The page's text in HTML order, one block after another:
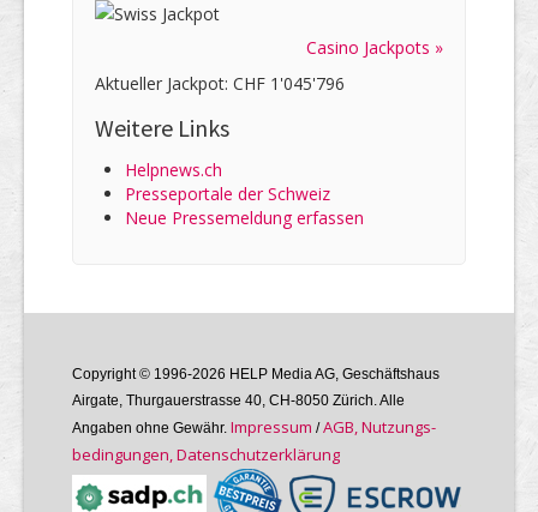
Casino Jackpots »
Aktueller Jackpot: CHF 1'045'796
Weitere Links
Helpnews.ch
Presseportale der Schweiz
Neue Pressemeldung erfassen
Copyright © 1996-2026 HELP Media AG, Geschäftshaus
Airgate, Thurgauer­strasse 40, CH-8050 Zürich. Alle
Angaben ohne Gewähr. Im­pres­sum /AGB, Nutzungs­
bedin­gungen, Daten­schutz­er­klärung